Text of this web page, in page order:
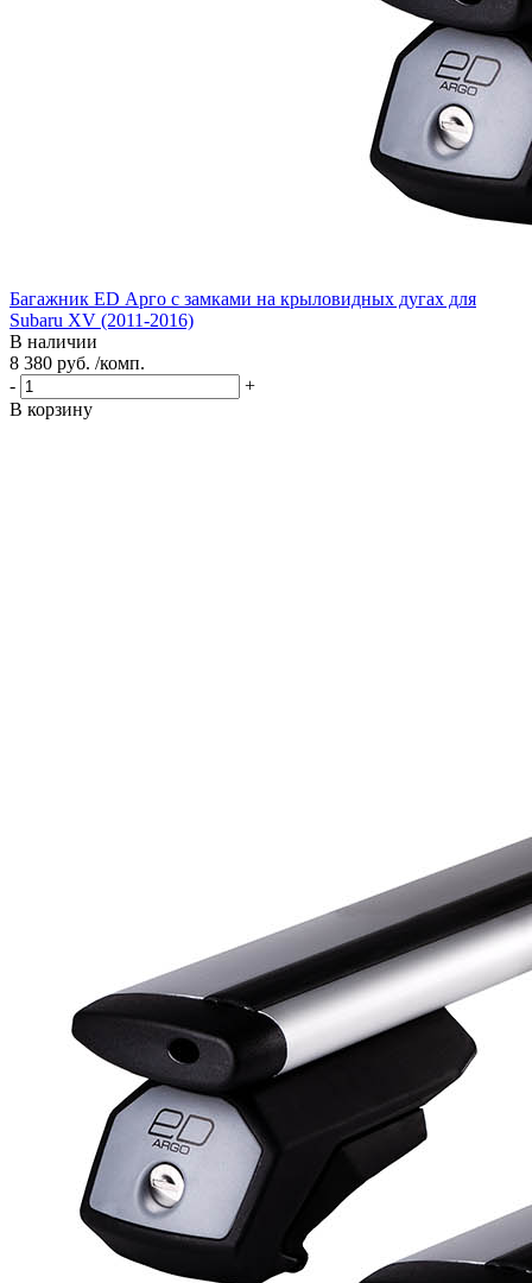
Багажник ED Арго с замками на крыловидных дугах для
Subaru XV (2011-2016)
В наличии
8 380 руб. /комп.
-
+
В корзину